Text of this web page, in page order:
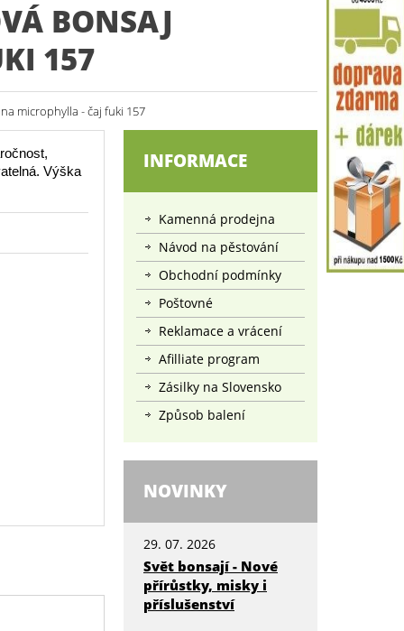
BONSAJ
157
microphylla - čaj fuki 157
Výška
INFORMACE
Kamenná prodejna
Návod na pěstování
Obchodní podmínky
Poštovné
Reklamace a vrácení
Afilliate program
Zásilky na Slovensko
Způsob balení
NOVINKY
29. 07. 2026
Svět bonsají - Nové
přírůstky, misky i
příslušenství